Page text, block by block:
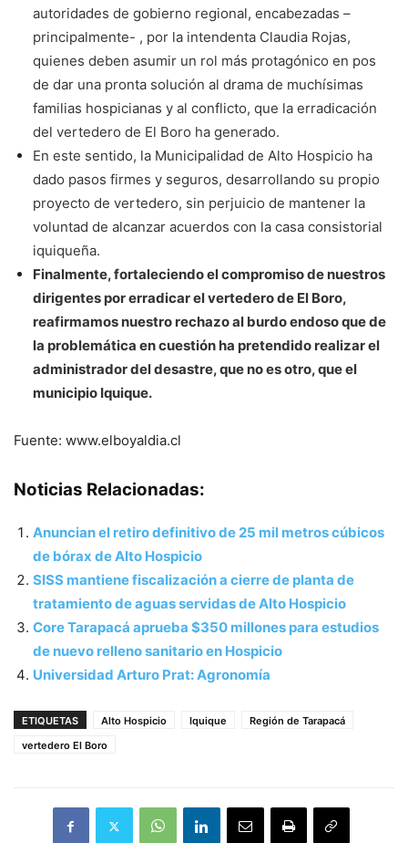
autoridades de gobierno regional, encabezadas –
principalmente- , por la intendenta Claudia Rojas,
quienes deben asumir un rol más protagónico en pos
de dar una pronta solución al drama de muchísimas
familias hospicianas y al conflicto, que la erradicación
del vertedero de El Boro ha generado.
En este sentido, la Municipalidad de Alto Hospicio ha
dado pasos firmes y seguros, desarrollando su propio
proyecto de vertedero, sin perjuicio de mantener la
voluntad de alcanzar acuerdos con la casa consistorial
iquiqueña.
Finalmente, fortaleciendo el compromiso de nuestros
dirigentes por erradicar el vertedero de El Boro,
reafirmamos nuestro rechazo al burdo endoso que de
la problemática en cuestión ha pretendido realizar el
administrador del desastre, que no es otro, que el
municipio Iquique.
Fuente: www.elboyaldia.cl
Noticias Relacionadas:
Anuncian el retiro definitivo de 25 mil metros cúbicos
de bórax de Alto Hospicio
SISS mantiene fiscalización a cierre de planta de
tratamiento de aguas servidas de Alto Hospicio
Core Tarapacá aprueba $350 millones para estudios
de nuevo relleno sanitario en Hospicio
Universidad Arturo Prat: Agronomía
ETIQUETAS Alto Hospicio Iquique
Región de Tarapacá
vertedero El Boro